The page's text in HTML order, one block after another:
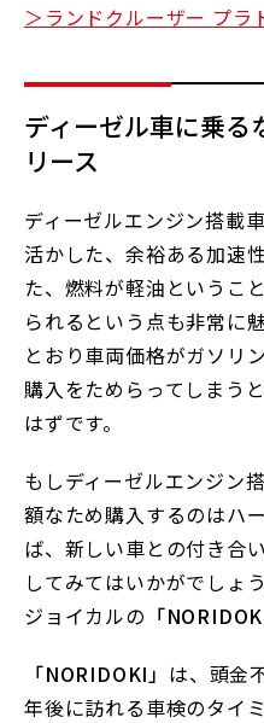
＞ランドクルーザー プラ
ディーゼル車に乗る
リース
ディーゼルエンジン搭載
活かした、余裕ある加速
た、燃料が軽油というこ
られるという点も非常に
とおり車両価格がガソリ
購入をためらってしまう
はずです。
もしディーゼルエンジン
額なため購入するのはハ
ば、新しい車との付き合
してみてはいかがでしょ
ジョイカルの 「
「NORIDOKI」 は、頭金
年後に訪れる車検のタイ